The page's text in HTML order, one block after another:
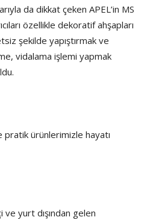
da dikkat çeken APEL’in MS
özellikle dekoratif ahşapları
şekilde yapıştırmak ve
vidalama işlemi yapmak
ürünlerimizle hayatı
ve yurt dışından gelen